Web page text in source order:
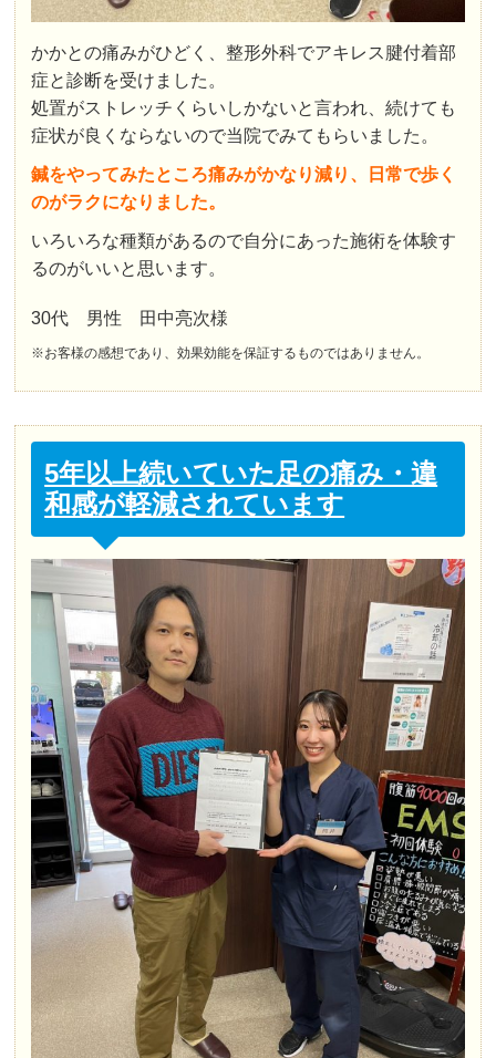
かかとの痛みがひどく、整形外科でアキレス腱付着部
症と診断を受けました。
処置がストレッチくらいしかないと言われ、続けても
症状が良くならないので当院でみてもらいました。
鍼をやってみたところ痛みがかなり減り、日常で歩く
のがラクになりました。
いろいろな種類があるので自分にあった施術を体験す
るのがいいと思います。
30代 男性 田中亮次様
※お客様の感想であり、効果効能を保証するものではありません。
5年以上続いていた足の痛み・違
和感が軽減されています